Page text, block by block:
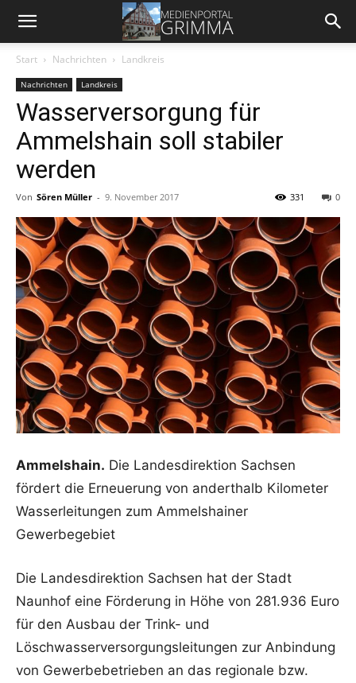
Start Nachrichten Landkreis
Nachrichten Landkreis
Wasserversorgung für
Ammelshain soll stabiler
werden
Von Sören Müller - 9. November 2017 0
331
Ammelshain. Die Landesdirektion Sachsen
fördert die Erneuerung von anderthalb Kilometer
Wasserleitungen zum Ammelshainer
Gewerbegebiet
Die Landesdirektion Sachsen hat der Stadt
Naunhof eine Förderung in Höhe von 281.936 Euro
für den Ausbau der Trink- und
Löschwasserversorgungsleitungen zur Anbindung
von Gewerbebetrieben an das regionale bzw.